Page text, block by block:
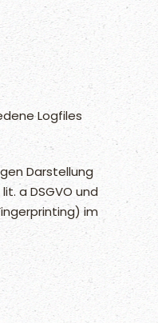
Logfiles
Darstellung
a DSGVO und
im